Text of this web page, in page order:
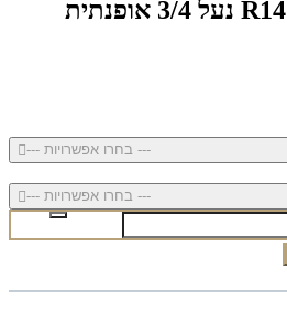
ריקר רמונטה R1477-35 נעל 3/4 אופנתית
--- בחרו אפשרויות ---
--- בחרו אפשרויות ---